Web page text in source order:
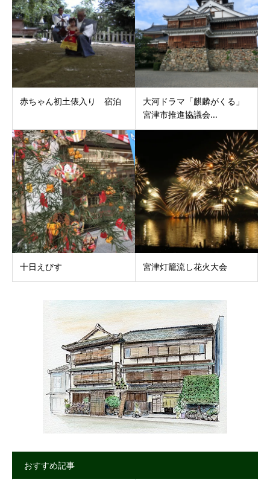
赤ちゃん初土俵入り 宿泊
大河ドラマ「麒麟がくる」
宮津市推進協議会...
十日えびす 宮津灯籠流し花火大会
おすすめ記事